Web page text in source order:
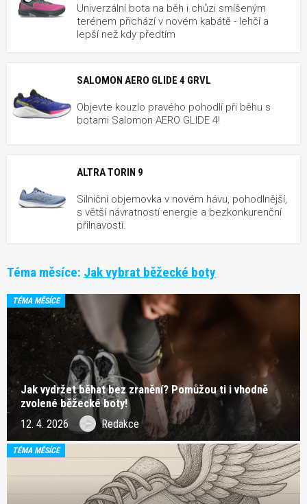
Univerzální bota na běh i chůzi smíšeným
terénem přichází v novém kabátě - lehčí a
lepší než kdy předtím
SALOMON AERO GLIDE 4 GRVL
Objevte kouzlo pravého pohodlí při běhu s
botami Salomon AERO GLIDE 4!
ALTRA TORIN 9
Silniční objemovka v novém hávu, pohodlnější,
s větší návratností energie a bezkonkurenční
přilnavostí.
Téma měsíce: Jak vybrat běžecké boty
TÉMA MĚSÍCE
Jak vydržet běhat bez zranění? Pomůžou ti i vhodně
zvolené běžecké boty!
12. 4. 2026 Redakce
TÉMA MĚSÍCE